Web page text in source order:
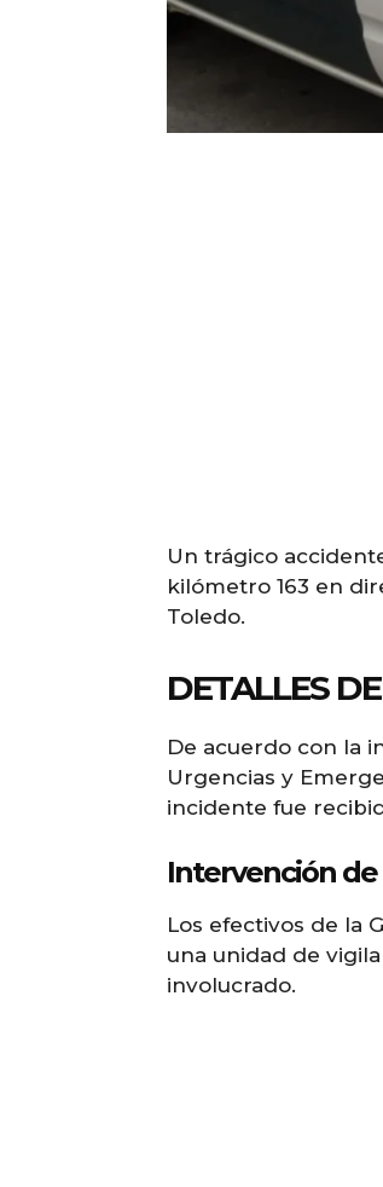
Un trágico
kilómetro 163 en
Toledo.
DETALLES
De acuerdo con la
Urgencias y
incidente fue
Intervención
Los efectivos de la
una unidad de
involucrado.